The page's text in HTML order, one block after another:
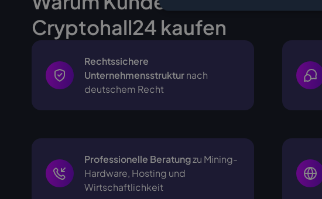
Cryptohall24 kaufen
Rechtssichere
Unternehmensstrukturnach
deutschem Recht
Professionelle Beratungzu Mining-
Hardware, Hosting und
Wirtschaftlichkeit